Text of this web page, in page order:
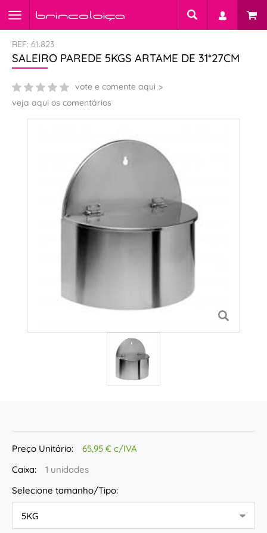
REF: 61.823
SALEIRO PAREDE 5KGS ARTAME DE 31*27CM
vote e comente aqui
veja aqui os comentários
Preço Unitário:
65,95 € c/IVA
Caixa:
1 unidades
Selecione tamanho/Tipo: